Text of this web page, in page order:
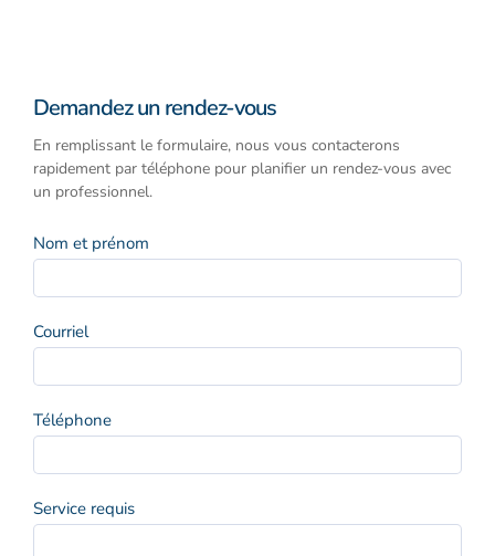
Demandez
un
rendez-
vous
Demandez un rendez-vous
En remplissant le formulaire, nous vous contacterons
rapidement par téléphone pour planifier un rendez-vous avec
un professionnel.
Nom et prénom
Courriel
Téléphone
Service requis